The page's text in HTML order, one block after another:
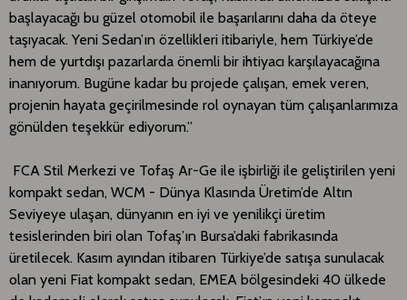
başlayacağı bu güzel otomobil ile başarılarını daha da öteye
taşıyacak. Yeni Sedan’ın özellikleri itibariyle, hem Türkiye’de
hem de yurtdışı pazarlarda önemli bir ihtiyacı karşılayacağına
inanıyorum. Bugüne kadar bu projede çalışan, emek veren,
projenin hayata geçirilmesinde rol oynayan tüm çalışanlarımıza
gönülden teşekkür ediyorum.”
FCA Stil Merkezi ve Tofaş Ar-Ge ile işbirliği ile geliştirilen yeni
kompakt sedan, WCM - Dünya Klasında Üretim’de Altın
Seviyeye ulaşan, dünyanın en iyi ve yenilikçi üretim
tesislerinden biri olan Tofaş’ın Bursa’daki fabrikasında
üretilecek. Kasım ayından itibaren Türkiye’de satışa sunulacak
olan yeni Fiat kompakt sedan, EMEA bölgesindeki 40 ülkede